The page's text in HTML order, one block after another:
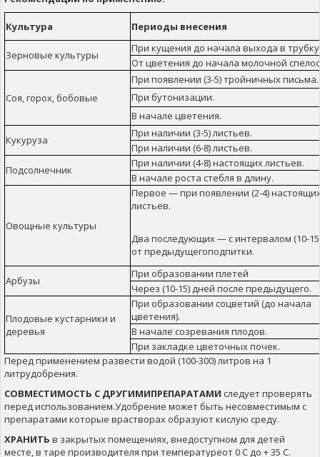
Культура Периоды внесения
Зерновые культуры
При кущения до начала выхода в
От цветения до начала молочной
Соя, горох, бобовые
При появлении (3-5) тройничных письма.
При бутонизации.
В начале цветения.
Кукуруза
При наличии (3-5) листьев.
При наличии (6-8) листьев.
Подсолнечник
При наличии (4-8) настоящих листьев.
В начале роста стебля в длину.
Овощные культуры
Первое — при появлении (2-4)
листьев.
Два последующих — с интервалом (10-
от предыдущегоподпитки.
Арбузы
При образовании плетей
Через (10-15) дней после предыдущего.
Плодовые кустарники и
деревья
При образовании соцветий (до начала
цветения).
В начале созревания плодов.
При закладке цветочных почек.
Перед применением развести водой (100-300) литров на 1
литрудобрения.
СОВМЕСТИМОСТЬ С ДРУГИМИПРЕПАРАТАМИ следует проверять
перед использованием.Удобрение может быть несовместимым с
препаратами которые врастворах образуют кислую среду.
ХРАНИТЬ в закрытых помещениях, внедоступном для детей
месте, в таре производителя при температуреот 0 С до + 35 С.